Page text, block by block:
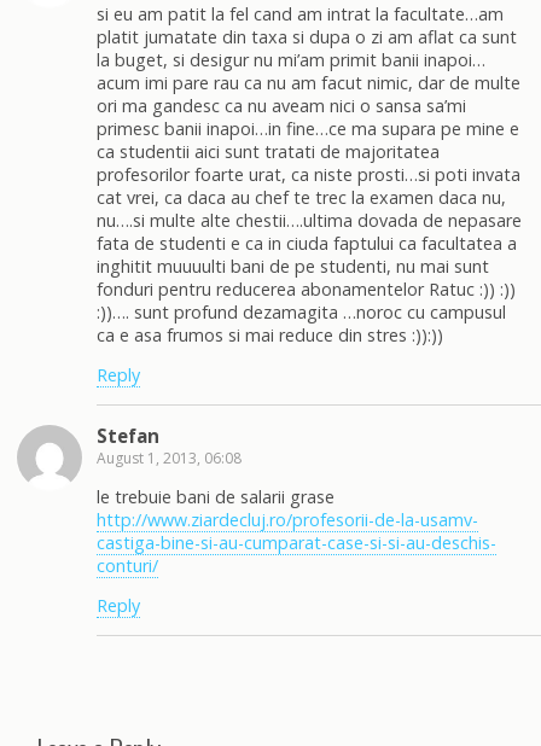
si eu am patit la fel cand am intrat la facultate…am
platit jumatate din taxa si dupa o zi am aflat ca sunt
la buget, si desigur nu mi’am primit banii inapoi…
acum imi pare rau ca nu am facut nimic, dar de multe
ori ma gandesc ca nu aveam nici o sansa sa’mi
primesc banii inapoi…in fine…ce ma supara pe mine e
ca studentii aici sunt tratati de majoritatea
profesorilor foarte urat, ca niste prosti…si poti invata
cat vrei, ca daca au chef te trec la examen daca nu,
nu….si multe alte chestii….ultima dovada de nepasare
fata de studenti e ca in ciuda faptului ca facultatea a
inghitit muuuulti bani de pe studenti, nu mai sunt
fonduri pentru reducerea abonamentelor Ratuc :)) :))
:))…. sunt profund dezamagita …noroc cu campusul
ca e asa frumos si mai reduce din stres :)):))
Reply
Stefan
August 1, 2013, 06:08
le trebuie bani de salarii grase
http://www.ziardecluj.ro/profesorii-de-la-usamv-
castiga-bine-si-au-cumparat-case-si-si-au-deschis-
conturi/
Reply